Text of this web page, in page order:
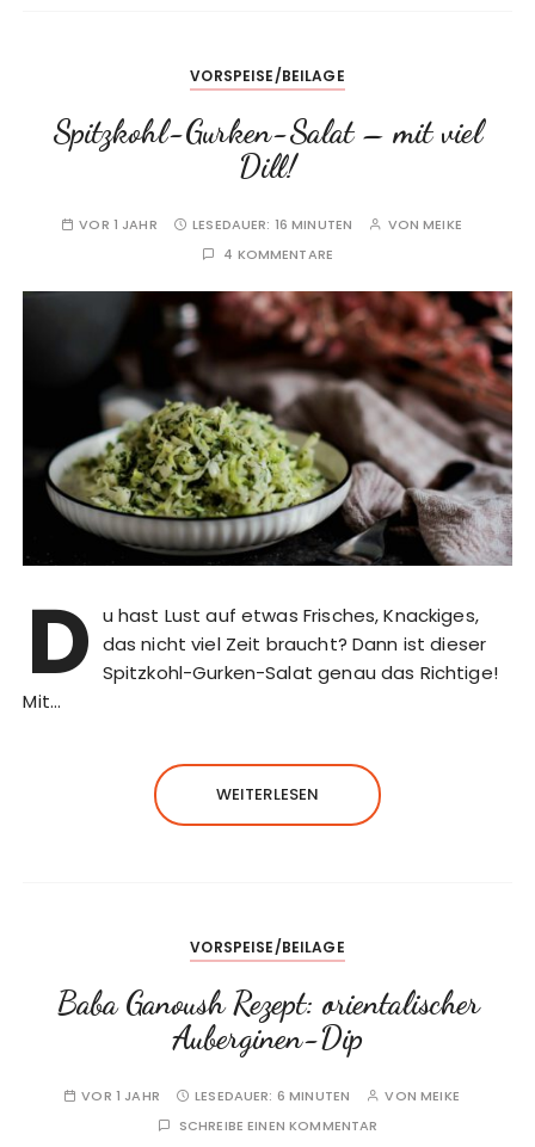
VORSPEISE/BEILAGE
Spitzkohl-Gurken-Salat – mit viel
Dill!
VOR 1 JAHR LESEDAUER: 16 MINUTEN VONMEIKE
4 KOMMENTARE
D u hast Lust auf etwas Frisches, Knackiges,
das nicht viel Zeit braucht? Dann ist dieser
Spitzkohl-Gurken-Salat genau das Richtige!
Mit…
WEITERLESEN
VORSPEISE/BEILAGE
Baba Ganoush Rezept: orientalischer
Auberginen-Dip
VOR 1 JAHR LESEDAUER: 6 MINUTEN VONMEIKE
SCHREIBE EINEN KOMMENTAR